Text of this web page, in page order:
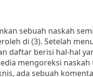
sebuah naskah
di (3). Setelah
daftar berisi hal-hal
mengoreksi
ada sebuah